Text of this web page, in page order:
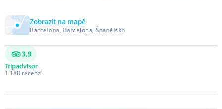
Zobrazit na mapě
Barcelona, Barcelona, Španělsko
3,9
Tripadvisor
1 188 recenzí